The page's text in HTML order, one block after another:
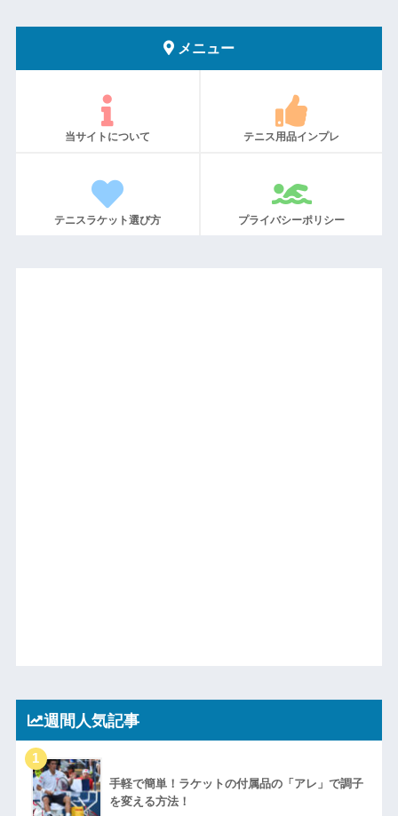
メニュー
当サイトについて テニス用品インプレ
テニスラケット選び方 プライバシーポリシー
週間人気記事
手軽で簡単！ラケットの付属品の「アレ」で調子
を変える方法！